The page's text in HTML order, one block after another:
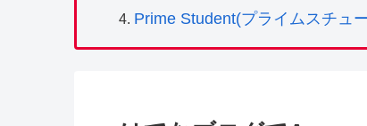
Prime Student(プライムスチュ